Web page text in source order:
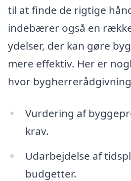
til at finde de rigtige
indebærer også en
ydelser, der kan gøre
mere effektiv. Her er
hvor
Vurdering af
krav.
Udarbejdelse af
budgetter.